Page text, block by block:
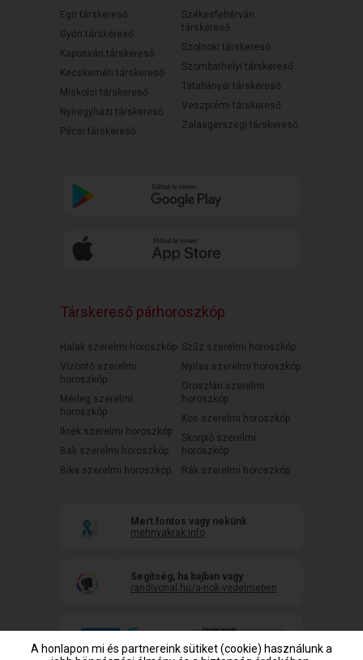
Egri társkereső
Győri társkereső
Kaposvári társkereső
Kecskeméti társkereső
Miskolci társkereső
Nyíregyházi társkereső
Pécsi társkereső
Székesfehérvári
társkereső
Szolnoki társkereső
Szombathelyi társkereső
Tatabányai társkereső
Veszprémi társkereső
Zalaegerszegi társkereső
Társkereső párhoroszkóp
Halak szerelmi horoszkóp
Vízöntő szerelmi
horoszkóp
Mérleg szerelmi
horoszkóp
Ikrek szerelmi horoszkóp
Bak szerelmi horoszkóp
Bika szerelmi horoszkóp
Szűz szerelmi horoszkóp
Nyilas szerelmi horoszkóp
Oroszlán szerelmi
horoszkóp
Kos szerelmi horoszkóp
Skorpió szerelmi
horoszkóp
Rák szerelmi horoszkóp
Mert fontos vagy nekünk
mehnyakrak.info
Segítség, ha bajban vagy
randivonal.hu/a-nok-vedelmeben
A honlapon mi és partnereink sütiket (cookie) használunk a